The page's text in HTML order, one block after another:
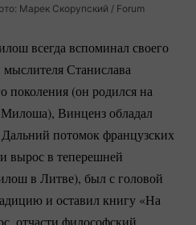
Марек Скорупский / Forum
всегда вспоминал своего
Станислава
поколения (он родился на
Милоша), Винценз обладал
потомок французских
вырос в теперешней
в Литве), был с головой
и оставил книгу «На
отчасти философский